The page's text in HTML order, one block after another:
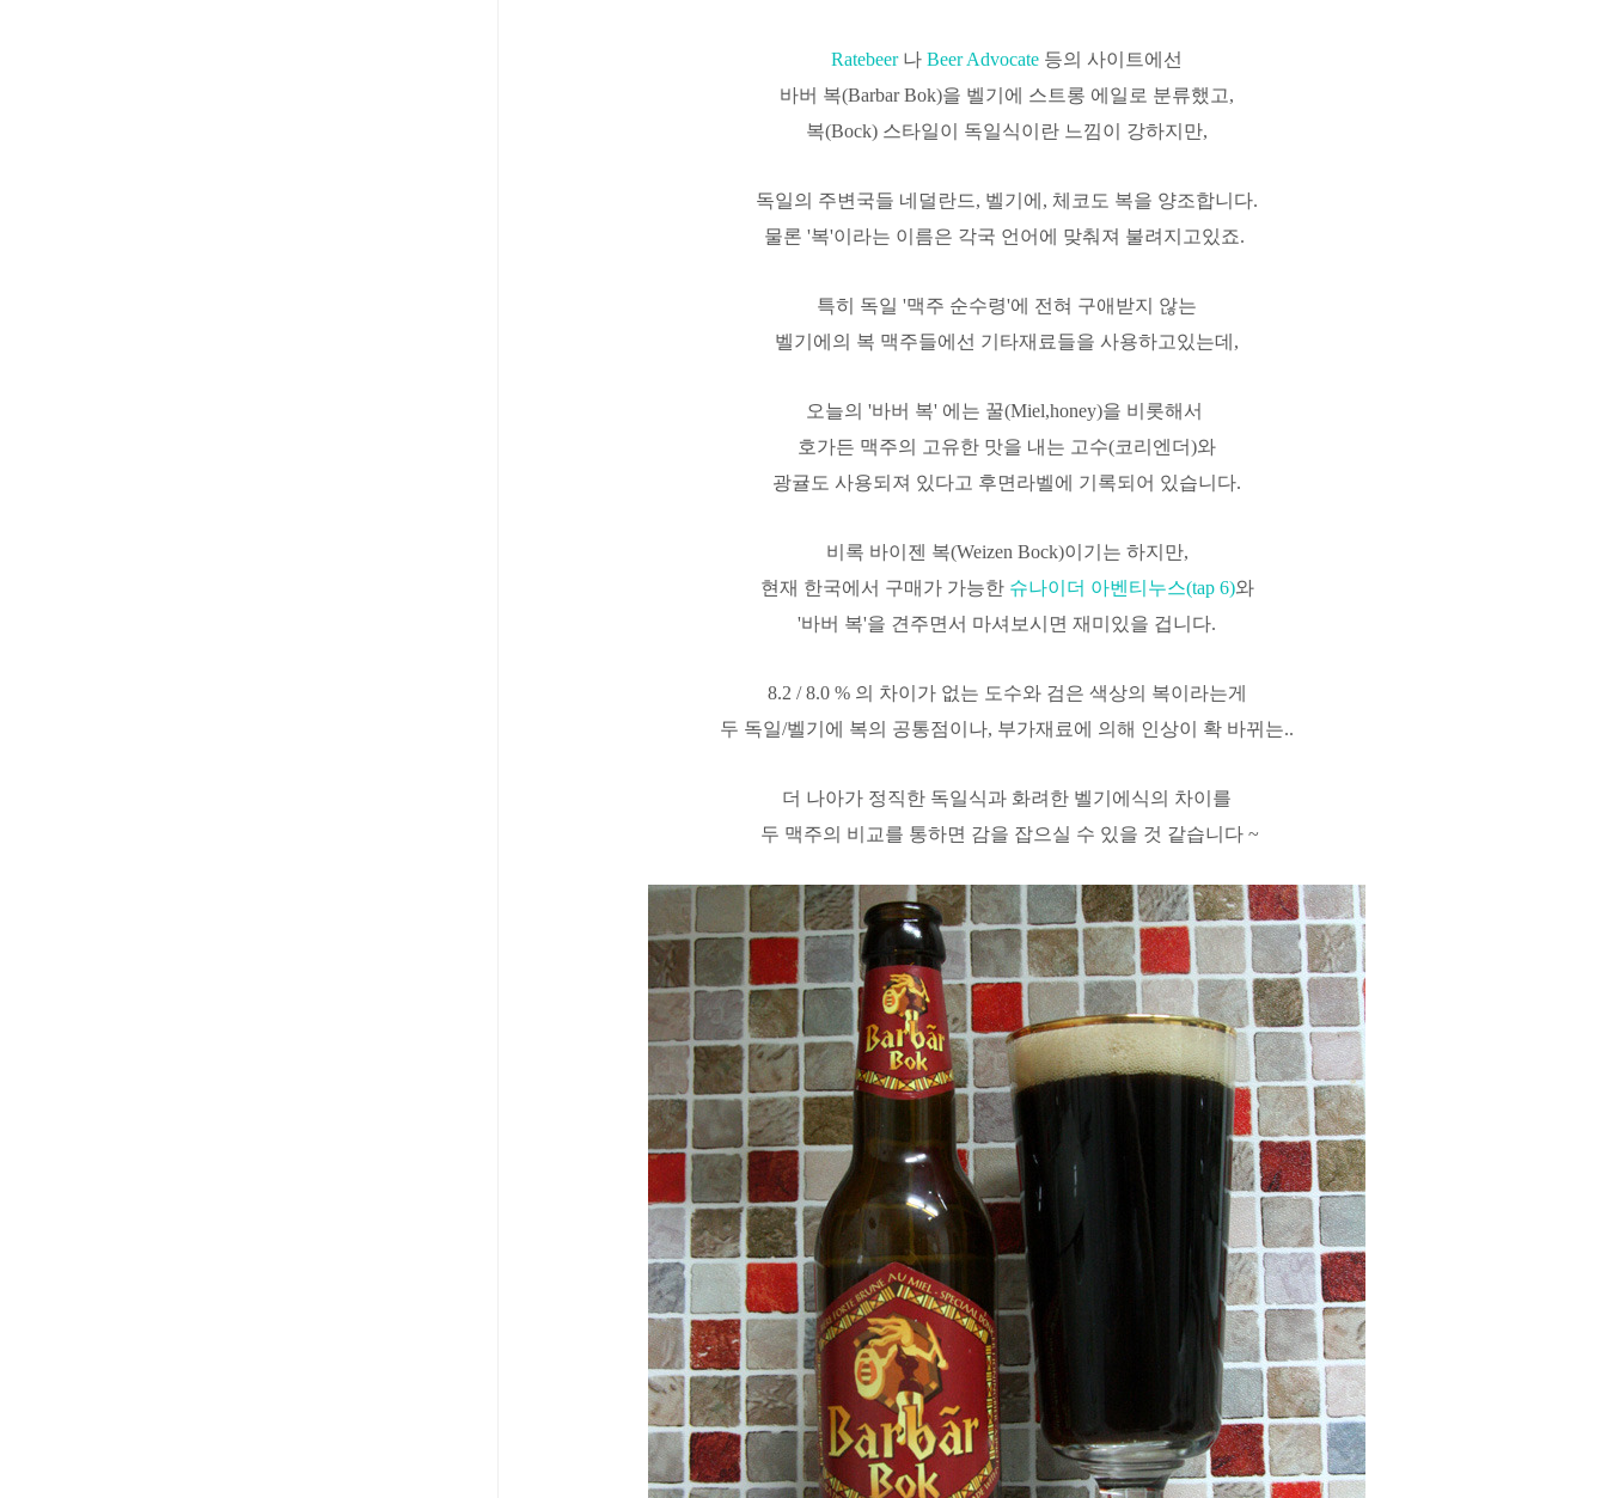
Ratebeer나 Beer Advocate 등의 사이트에선
바버 복(Barbar Bok)을 벨기에 스트롱 에일로 분류했고,
복(Bock) 스타일이 독일식이란 느낌이 강하지만,
독일의 주변국들 네덜란드, 벨기에, 체코도 복을 양조합니다.
물론 '복'이라는 이름은 각국 언어에 맞춰져 불려지고있죠.
특히 독일 '맥주 순수령'에 전혀 구애받지 않는
벨기에의 복 맥주들에선 기타재료들을 사용하고있는데,
오늘의 '바버 복' 에는 꿀(Miel,honey)을 비롯해서
호가든 맥주의 고유한 맛을 내는 고수(코리엔더)와
광귤도 사용되져 있다고 후면라벨에 기록되어 있습니다.
비록 바이젠 복(Weizen Bock)이기는 하지만,
현재 한국에서 구매가 가능한 슈나이더 아벤티누스(tap 6)와
'바버 복'을 견주면서 마셔보시면 재미있을 겁니다.
8.2 / 8.0 % 의 차이가 없는 도수와 검은 색상의 복이라는게
두 독일/벨기에 복의 공통점이나, 부가재료에 의해 인상이 확 바뀌는..
더 나아가 정직한 독일식과 화려한 벨기에식의 차이를
두 맥주의 비교를 통하면 감을 잡으실 수 있을 것 같습니다 ~